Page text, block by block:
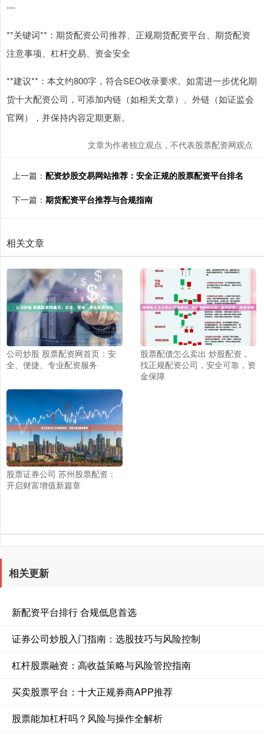
---
**关键词**：期货配资公司推荐、正规期货配资平台、期货配资
注意事项、杠杆交易、资金安全
**建议**：本文约800字，符合SEO收录要求。如需进一步优化期
货十大配资公司，可添加内链（如相关文章）、外链（如证监会
官网），并保持内容定期更新。
文章为作者独立观点，不代表股票配资网观点
上一篇： 配资炒股交易网站推荐：安全正规的股票配资平台排名
下一篇： 期货配资平台推荐与合规指南
相关文章
公司炒股 股票配资网首页：安
全、便捷、专业配资服务
股票配债怎么卖出 炒股配资，
找正规配资公司，安全可靠，资
金保障
股票证券公司 苏州股票配资：
开启财富增值新篇章
相关更新
新配资平台排行 合规低息首选
证券公司炒股入门指南：选股技巧与风险控制
杠杆股票融资：高收益策略与风险管控指南
买卖股票平台：十大正规券商APP推荐
股票能加杠杆吗？风险与操作全解析